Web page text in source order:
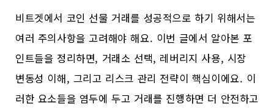
비트겟에서 코인 선물 거래를 성공적으로 하기 위해서는
여러 주의사항을 고려해야 해요. 이번 글에서 알아본 포
인트들을 정리하면, 거래소 선택, 레버리지 사용, 시장
변동성 이해, 그리고 리스크 관리 전략이 핵심이에요. 이
러한 요소들을 염두에 두고 거래를 진행하면 더 안전하고